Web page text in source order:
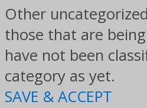
Other
those that are
have not been
category as yet.
SAVE & ACCEPT